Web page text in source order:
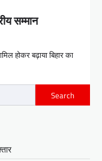
सम्मान
होकर बढ़ाया बिहार का
Search